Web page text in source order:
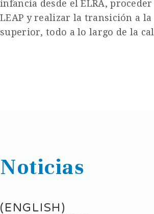
infancia desde el ELRA,
LEAP y realizar la transición a la
superior, todo a lo largo de la
Noticias
(ENGLISH)